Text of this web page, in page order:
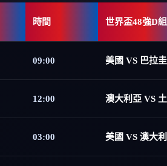
時間 世界盃48強D組
09:00 美國 VS 巴拉圭
12:00 澳大利亞 VS
03:00 美國 VS 澳大